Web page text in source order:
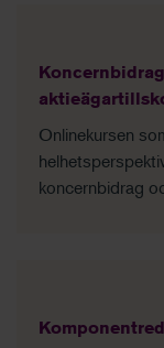
Onlinekursen
koncernbidrag